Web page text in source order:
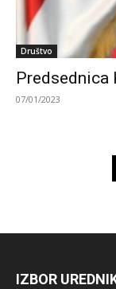
Društvo
Predsednica
07/01/2023
IZBOR